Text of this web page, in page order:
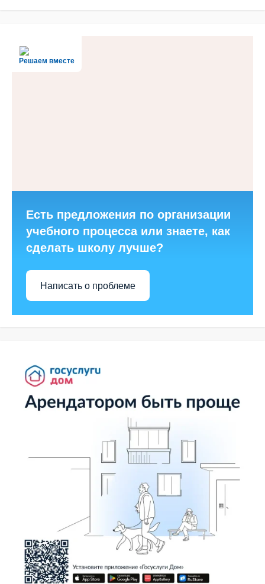
Решаем вместе
Есть предложения по организации
учебного процесса или знаете, как
сделать школу лучше?
Написать о проблеме